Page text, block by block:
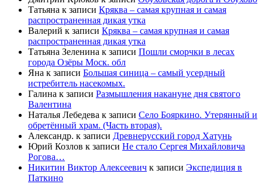
Татьяна к записи Кряква – самая крупная и самая
распространенная дикая утка
Валерий к записи Кряква – самая крупная и самая
распространенная дикая утка
Татьяна Зеленина к записи Пошли сморчки в лесах
города Озёры Моск. обл
Яна к записи Большая синица – самый усердный
истребитель насекомых.
Галина к записи Размышления накануне дня святого
Валентина
Наталья Лебедева к записи Село Бояркино. Утерянный и
обретённый храм. (Часть вторая).
Александр. к записи Древнерусский город Хатунь
Юрий Козлов к записи Не стало Сергея Михайловича
Рогова…
Никитин Виктор Алексеевич к записи Экспедиция в
Паткино